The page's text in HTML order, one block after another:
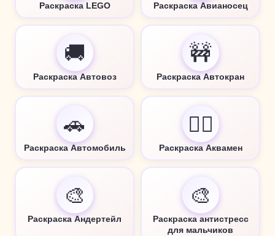
Раскраска LEGO Раскраска Авианосец
🚚
Раскраска Автовоз
🚧
Раскраска Автокран
🚗
Раскраска Автомобиль
🦸‍♂️
Раскраска Аквамен
🎨
Раскраска Андертейл
🎨
Раскраска антистресс
для мальчиков